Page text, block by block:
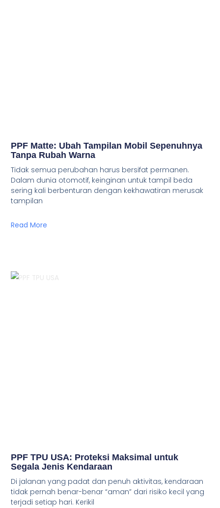
PPF Matte: Ubah Tampilan Mobil Sepenuhnya
Tanpa Rubah Warna
Tidak semua perubahan harus bersifat permanen.
Dalam dunia otomotif, keinginan untuk tampil beda
sering kali berbenturan dengan kekhawatiran merusak
tampilan
Read More
PPF TPU USA: Proteksi Maksimal untuk
Segala Jenis Kendaraan
Di jalanan yang padat dan penuh aktivitas, kendaraan
tidak pernah benar-benar “aman” dari risiko kecil yang
terjadi setiap hari. Kerikil